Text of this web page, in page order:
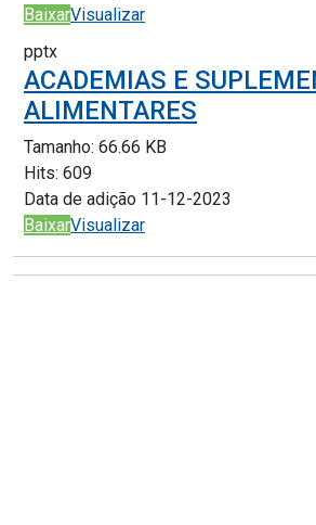
BaixarVisualizar
pptx
ACADEMIAS E
ALIMENTARES
Tamanho: 66.66 KB
Hits: 609
Data de adição 11-12-2023
BaixarVisualizar